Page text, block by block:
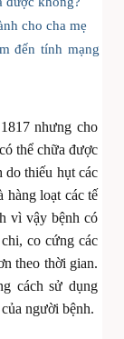
cho cha mẹ
đến tính mạng
nhưng cho
thể chữa được
do thiếu hụt các
hàng loạt các tế
vì vậy bệnh có
co cứng các
theo thời gian.
cách sử dụng
người bệnh.